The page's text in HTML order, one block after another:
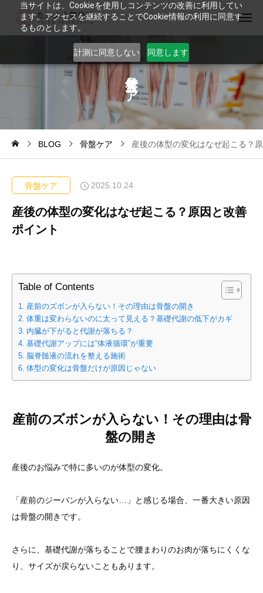
当サイトは、Cookieを使用しコンテンツの改善に利用してい
ます。アクセスを継続することでCookie情報の利用に同意す
るものとします。
計測に同意しない 同意します
ケ
ア
BLOG 骨盤ケア 産後の体型の変化はなぜ起こる？
骨盤ケア 2025.10.24
産後の体型の変化はなぜ起こる？原因と改善
ポイント
Table of Contents
産前のズボンが入らない！その理由は骨盤の開き
体重は変わらないのに太って見える？基礎代謝の低下がカギ
内臓が下がると代謝が落ちる？
基礎代謝アップには“体液循環”が重要
脳脊髄液の流れを整える施術
体型の変化は骨盤だけが原因じゃない
産前のズボンが入らない！その理由は骨
盤の開き
産後のお悩みで特に多いのが体型の変化。
「産前のジーパンが入らない…」と感じる場合、一番大きい原因
は骨盤の開きです。
さらに、基礎代謝が落ちることで腰まわりのお肉が落ちにくくな
り、サイズが戻らないこともあります。